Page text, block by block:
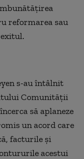
reformarea sau
s-au întâlnit
Comunităţii
să aplaneze
un acord care
facturile şi
acestui